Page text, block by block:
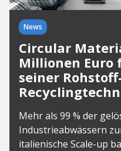
News
Circular
Millionen Euro
seiner
Mehr als 99 % der
Industrieabwässern
italienische Scale-up